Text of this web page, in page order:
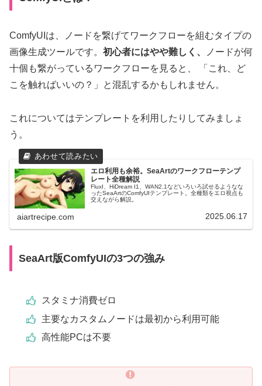
ComfyUIは、ノードを繋げてワークフローを組むタイプの
画像生成ツールです。 初心者にはやや難しく、
ノードが何
十個も繋がっているワークフローを見ると、 「これ、ど
こを触ればいいの？」と混乱するかもしれません。
これについてはテンプレートを利用したりしてみましょ
う。
エロ利用も余裕。SeaArtのワークフローテンプ
レート全種解説
FluxI、HiDream I1、WAN2.1などいろいろ試せるようなな
ったSeaArtのComfyUIテンプレート。全種類をエロ視点も
交えながら解説。
aiartrecipe.com 2025.06.17
SeaArt版ComfyUIの3つの強み
スタミナ消費ゼロ
主要なカスタムノードは最初から利用可能
高性能PCは不要